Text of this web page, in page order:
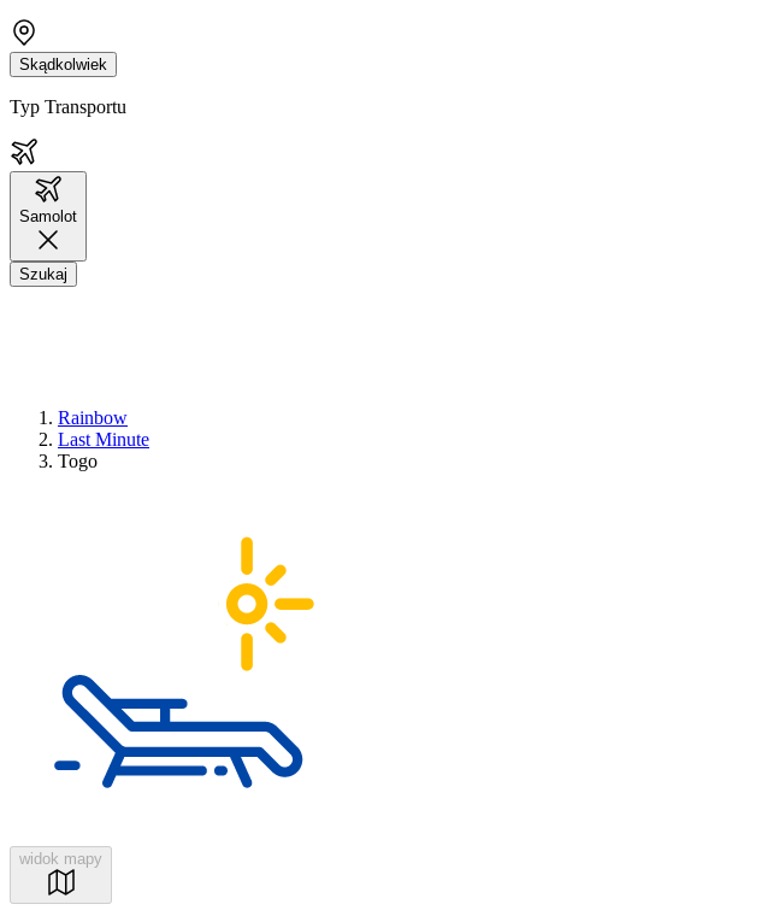
Skądkolwiek
Typ Transportu
Samolot
Szukaj
Rainbow
Last Minute
Togo
widok mapy